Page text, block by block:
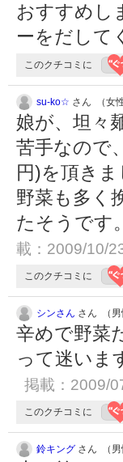
おすすめし
ーをだして
このクチコミに
su-ko☆ さん （女
娘が、坦々
苦手なので
円)を頂き
野菜も多く
たそうです
載：2009/10/23
このクチコミに
シンさん さん （男
辛めで野菜
って迷いま
掲載：2009/
このクチコミに
鈴キング さん （男